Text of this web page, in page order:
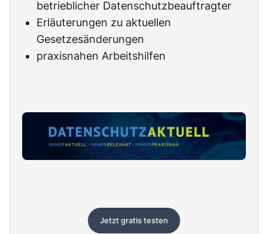
betrieblicher Datenschutzbeauftragter
Erläuterungen zu aktuellen
Gesetzesänderungen
praxisnahen Arbeitshilfen
Jetzt gratis testen